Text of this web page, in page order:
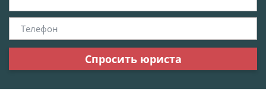
Спросить юриста